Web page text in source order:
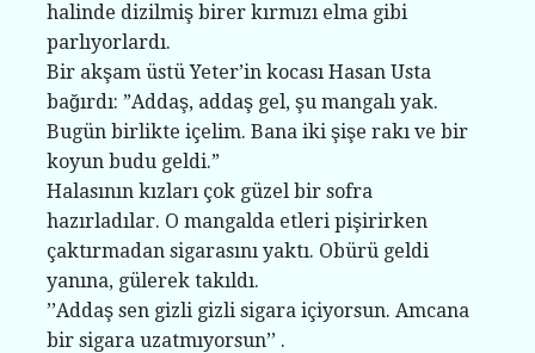
halinde dizilmiş birer kırmızı elma gibi
parlıyorlardı.
Bir akşam üstü Yeter’in kocası Hasan Usta
bağırdı: ”Addaş, addaş gel, şu mangalı yak.
Bugün birlikte içelim. Bana iki şişe rakı ve bir
koyun budu geldi.”
Halasının kızları çok güzel bir sofra
hazırladılar. O mangalda etleri pişirirken
çaktırmadan sigarasını yaktı. Obürü geldi
yanına, gülerek takıldı.
’’Addaş sen gizli gizli sigara içiyorsun. Amcana
bir sigara uzatmıyorsun’’ .